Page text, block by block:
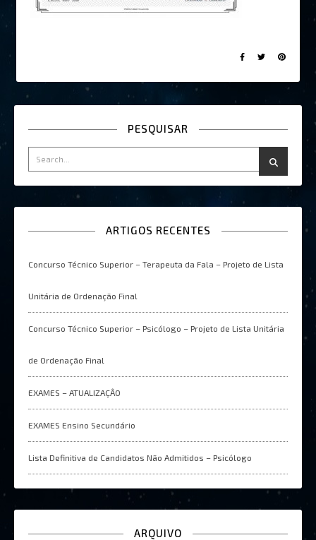
PESQUISAR
ARTIGOS RECENTES
Concurso Técnico Superior – Terapeuta da Fala – Projeto de Lista
Unitária de Ordenação Final
Concurso Técnico Superior – Psicólogo – Projeto de Lista Unitária
de Ordenação Final
EXAMES – ATUALIZAÇÂO
EXAMES Ensino Secundário
Lista Definitiva de Candidatos Não Admitidos – Psicólogo
ARQUIVO